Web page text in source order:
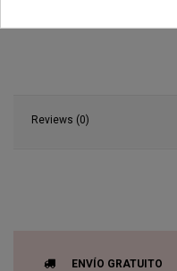
Reviews (0)
ENVÍO GRATUITO